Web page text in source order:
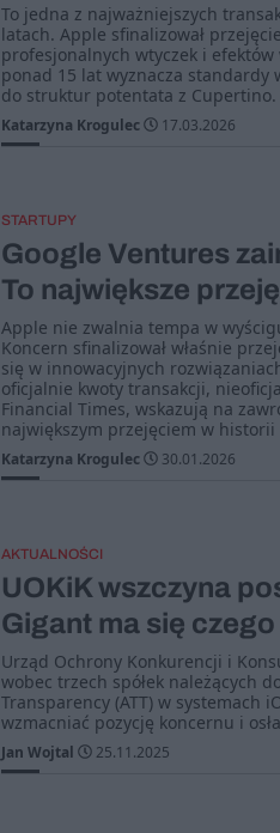
To jedna z najważniejszych
latach. Apple sfinalizował
profesjonalnych wtyczek i efektów
ponad 15 lat wyznacza standardy
do struktur potentata z Cupertino.
Katarzyna Krogulec 17.03.2026
STARTUPY
Google Ventures
To największe
Apple nie zwalnia tempa w
Koncern sfinalizował właśnie
się w innowacyjnych
oficjalnie kwoty transakcji,
Financial Times, wskazują na
największym przejęciem w
Katarzyna Krogulec 30.01.2026
AKTUALNOŚCI
UOKiK wszczyna
Gigant ma się
Urząd Ochrony Konkurencji i
wobec trzech spółek należących
Transparency (ATT) w systemach
wzmacniać pozycję koncernu i
Jan Wojtal 25.11.2025